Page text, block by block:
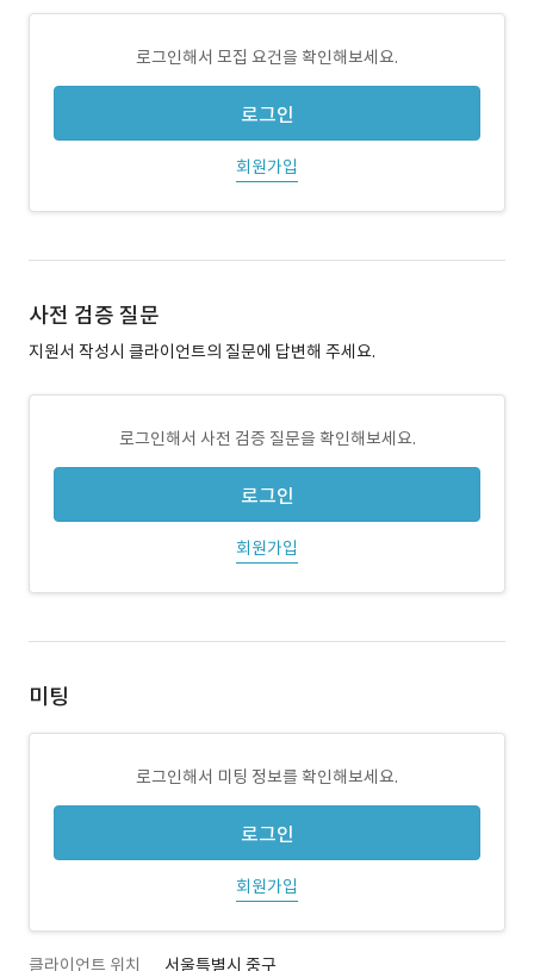
로그인해서 모집 요건을 확인해보세요.
로그인
회원가입
사전 검증 질문
지원서 작성시 클라이언트의 질문에 답변해 주세요.
로그인해서 사전 검증 질문을 확인해보세요.
로그인
회원가입
미팅
로그인해서 미팅 정보를 확인해보세요.
로그인
회원가입
클라이언트 위치 서울특별시 중구